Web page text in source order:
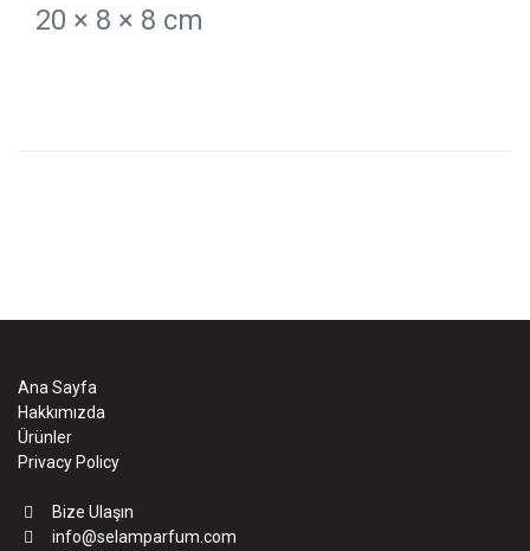
20 × 8 × 8 cm
Ana Sayfa
Hakkımızda
Ürünler
Privacy Policy
Bize Ulaşın
info@selamparfum.com